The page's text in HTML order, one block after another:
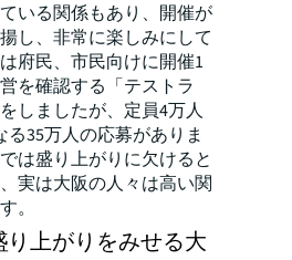
いる関係もあり、開催が
し、非常に楽しみにして
府民、市民向けに開催1
を確認する「テストラ
しましたが、定員4万人
る35万人の応募がありま
は盛り上がりに欠けると
実は大阪の人々は高い関
。
上がりをみせる大